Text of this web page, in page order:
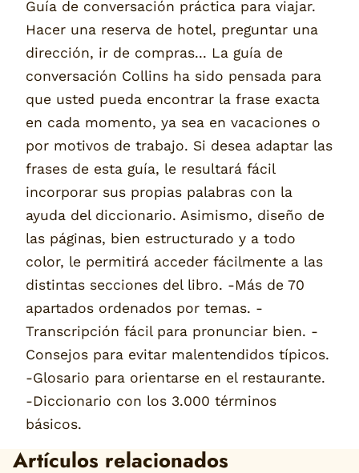
Guía de conversación práctica para viajar.
Hacer una reserva de hotel, preguntar una
dirección, ir de compras... La guía de
conversación Collins ha sido pensada para
que usted pueda encontrar la frase exacta
en cada momento, ya sea en vacaciones o
por motivos de trabajo. Si desea adaptar las
frases de esta guía, le resultará fácil
incorporar sus propias palabras con la
ayuda del diccionario. Asimismo, diseño de
las páginas, bien estructurado y a todo
color, le permitirá acceder fácilmente a las
distintas secciones del libro. -Más de 70
apartados ordenados por temas. -
Transcripción fácil para pronunciar bien. -
Consejos para evitar malentendidos típicos.
-Glosario para orientarse en el restaurante.
-Diccionario con los 3.000 términos
básicos.
Artículos relacionados